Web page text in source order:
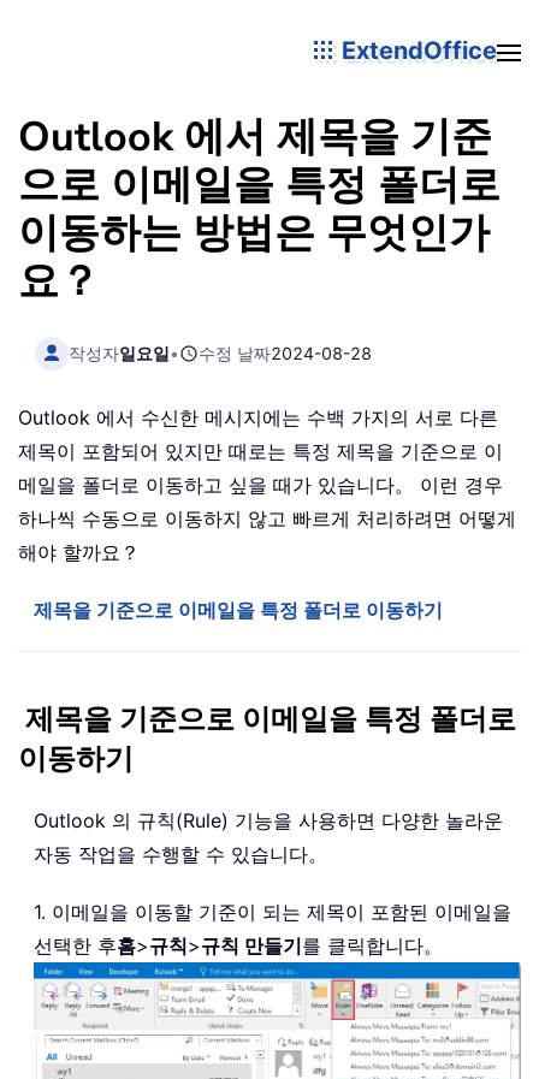
ExtendOffice
Outlook 에서 제목을 기준
으로 이메일을 특정 폴더로
이동하는 방법은 무엇인가
요？
작성자일요일• 수정 날짜2024-08-28
Outlook 에서 수신한 메시지에는 수백 가지의 서로 다른
제목이 포함되어 있지만 때로는 특정 제목을 기준으로 이
메일을 폴더로 이동하고 싶을 때가 있습니다。 이런 경우
하나씩 수동으로 이동하지 않고 빠르게 처리하려면 어떻게
해야 할까요？
제목을 기준으로 이메일을 특정 폴더로 이동하기
제목을 기준으로 이메일을 특정 폴더로
이동하기
Outlook 의 규칙(Rule) 기능을 사용하면 다양한 놀라운
자동 작업을 수행할 수 있습니다。
1. 이메일을 이동할 기준이 되는 제목이 포함된 이메일을
선택한 후홈>규칙>규칙 만들기를 클릭합니다。